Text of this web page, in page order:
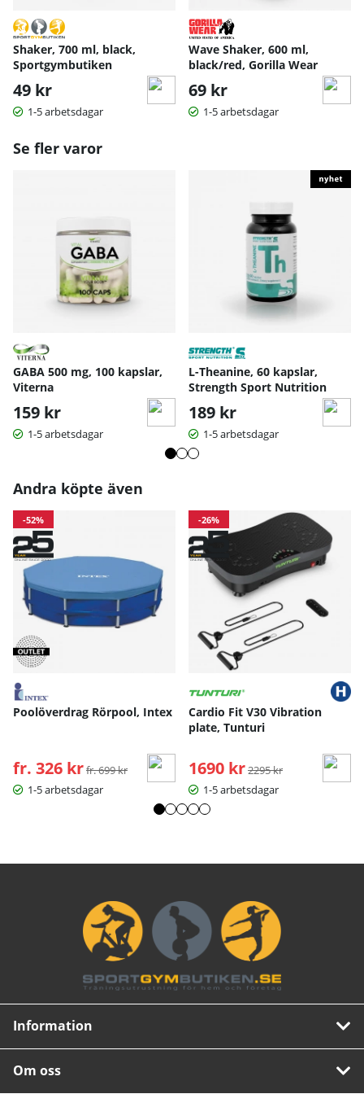
Shaker, 700 ml, black,
Sportgymbutiken
49 kr
1-5 arbetsdagar
Wave Shaker, 600 ml,
black/red, Gorilla Wear
69 kr
1-5 arbetsdagar
Se fler varor
GABA 500 mg, 100 kapslar,
Viterna
159 kr
1-5 arbetsdagar
L-Theanine, 60 kapslar,
Strength Sport Nutrition
189 kr
1-5 arbetsdagar
Andra köpte även
-52%
Poolöverdrag Rörpool, Intex
fr. 326 kr Ordinarie pris:
fr. 699 kr
1-5 arbetsdagar
-26%
Cardio Fit V30 Vibration
plate, Tunturi
1690 kr Ordinarie pris:
2295 kr
1-5 arbetsdagar
Information
Om oss